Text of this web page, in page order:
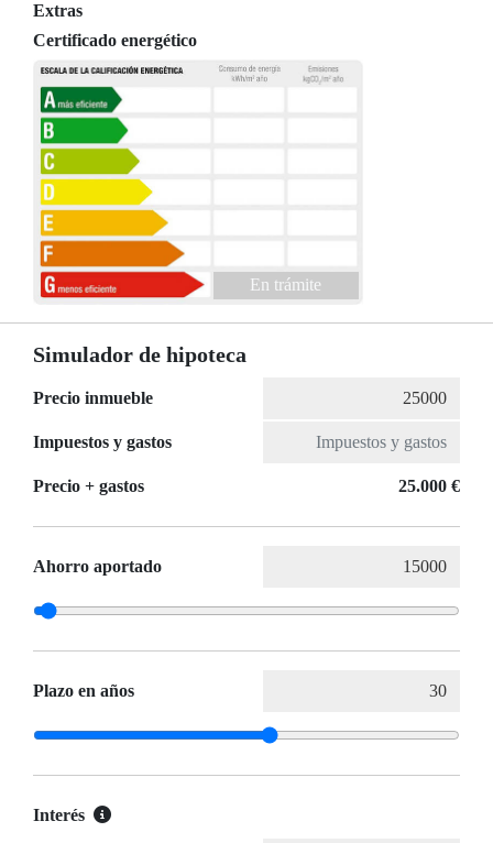
Extras
Certificado energético
En trámite
Simulador de hipoteca
Precio inmueble
Impuestos y gastos
Precio + gastos 25.000 €
Ahorro aportado
Plazo en años
Interés